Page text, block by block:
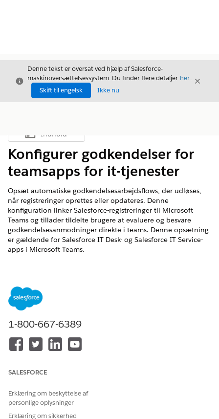
Luk
Denne tekst er oversat ved hjælp af Salesforce-
maskinoversættelsessystem. Du finder flere detaljer her.
Skift til engelsk
Ikke nu
Luk
Vis indholdsfortegnelse
Indhold
Konfigurer godkendelser for
teamsapps for it-tjenester
Opsæt automatiske godkendelsesarbejdsflows, der udløses,
når registreringer oprettes eller opdateres. Denne
konfiguration linker Salesforce-registreringer til Microsoft
Teams og tillader tildelte brugere at evaluere og besvare
godkendelsesanmodninger direkte i teams. Denne opsætning
er gældende for Salesforce IT Desk- og Salesforce IT Service-
apps i Microsoft Teams.
Tilgængelig i: Lightning Experience
Tilgængelig i:
BRUGERTILLADELSER PÅKRÆVET
godkendelser for Salesforce IT Desk-appen.
Hvis du vil standardisere dit firmas beslutningsproces, skal du
1-800-667-6389
SALESFORCE
Erklæring om beskyttelse af
personlige oplysninger
Erklæring om sikkerhed